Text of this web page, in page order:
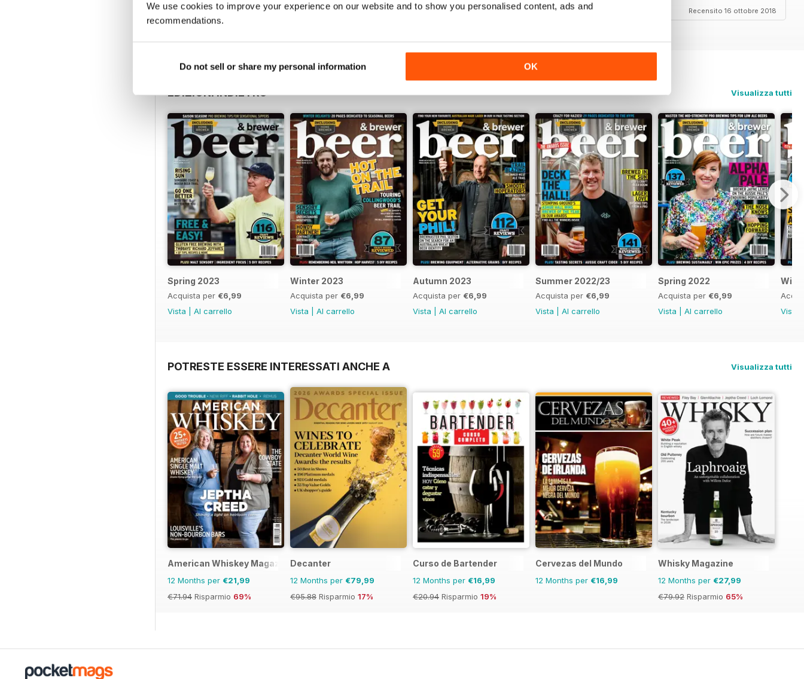
We use cookies to improve your experience on our website and to show you personalised content, ads and
recommendations.
Do not sell or share my personal information OK
Recensito 16 ottobre 2018
EDIZIONI INDIETRO Visualizza tutti
Spring 2023
Acquista per €6,99
Vista
Al carrello
Winter 2023
Acquista per €6,99
Vista
Al carrello
Autumn 2023
Acquista per €6,99
Vista
Al carrello
Summer 2022/23
Acquista per €6,99
Vista
Al carrello
Spring 2022
Acquista per €6,99
Vista
Al carrello
Vista
POTRESTE ESSERE INTERESSATI ANCHE A Visualizza tutti
American Whiskey Magazine
12 Months per €21,99
€71.94 Risparmio 69%
Decanter
12 Months per €79,99
€95.88 Risparmio 17%
Curso de Bartender
12 Months per €16,99
€20.94 Risparmio 19%
Cervezas del Mundo
12 Months per €16,99
Whisky Magazine
12 Months per €27,99
€79.92 Risparmio 65%